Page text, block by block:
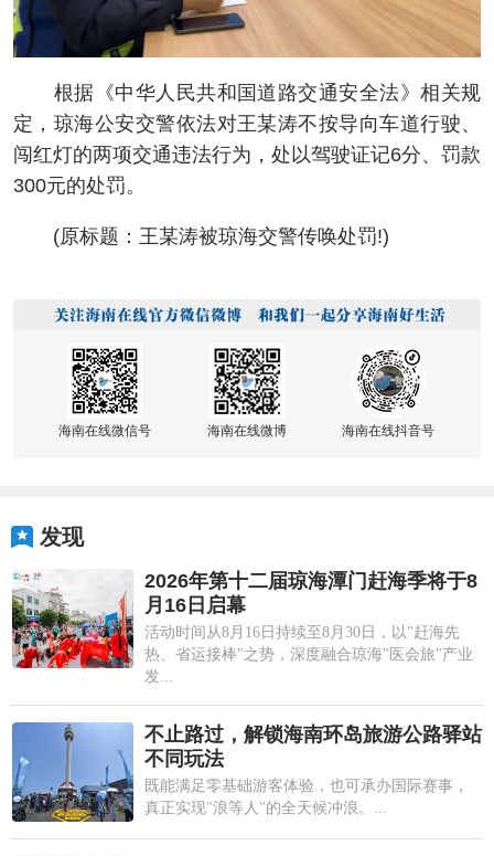
根据《中华人民共和国道路交通安全法》相关规
定，琼海公安交警依法对王某涛不按导向车道行驶、
闯红灯的两项交通违法行为，处以驾驶证记6分、罚款
300元的处罚。
(原标题：王某涛被琼海交警传唤处罚!)
海南在线微信号 海南在线微博 海南在线抖音号
发现
2026年第十二届琼海潭门赶海季将于8
月16日启幕
活动时间从8月16日持续至8月30日，以"赶海先
热、省运接棒"之势，深度融合琼海"医会旅"产业
发...
不止路过，解锁海南环岛旅游公路驿站
不同玩法
既能满足零基础游客体验，也可承办国际赛事，
真正实现"浪等人"的全天候冲浪。...